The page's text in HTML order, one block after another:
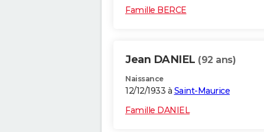
Famille BERCE
Jean DANIEL (92 ans)
Naissance
12/12/1933 à Saint-Maurice
Famille DANIEL